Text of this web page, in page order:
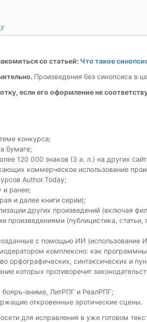
со статьей: Что такое
Произведения без синопсиса в
если его оформление не
конкурса;
бумаге;
120 000 знаков (3 а. л.) на других
коммерческое использование
Author.Today;
и ранее;
и далее книги серии);
других произведений (включая
произведениями (публицистика,
с помощью ИИ (использование
комплексно: как
орфографических, синтаксических и
которых противоречит
бояръ-аниме, ЛитРПГ и РеалРПГ;
откровенные эротические сцены.
для исправления в уже готовом